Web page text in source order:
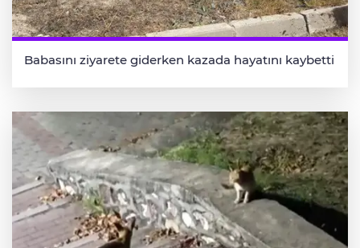
Babasını ziyarete giderken kazada hayatını kaybetti